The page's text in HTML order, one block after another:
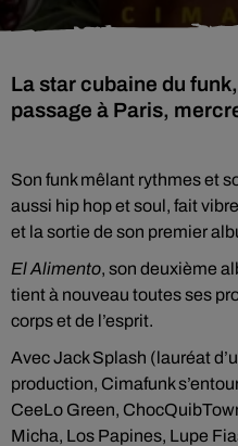
La star cubaine du
passage à Paris,
Son funk mêlant rythmes et
aussi hip hop et soul, fait
et la sortie de son premier
El Alimento, son deuxième
tient à nouveau toutes ses
corps et de l’esprit.
Avec Jack Splash (lauréat
production, Cimafunk
CeeLo Green,
Micha, Los Papines, Lupe